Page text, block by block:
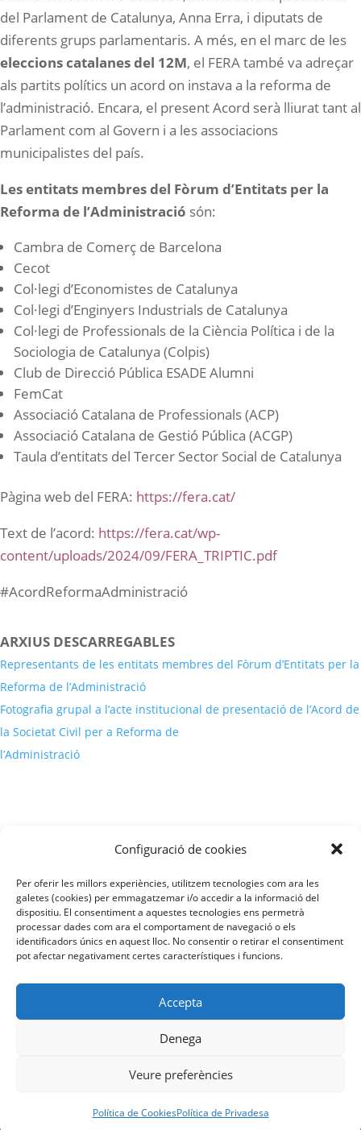
Configuració de cookies
Per oferir les millors experiències, utilitzem tecnologies com ara les
galetes (cookies) per emmagatzemar i/o accedir a la informació del
dispositiu. El consentiment a aquestes tecnologies ens permetrà
processar dades com ara el comportament de navegació o els
identificadors únics en aquest lloc. No consentir o retirar el consentiment
pot afectar negativament certes característiques i funcions.
Accepta
Denega
Veure preferències
Política de CookiesPolítica de Privadesa
del Parlament de Catalunya, Anna Erra, i diputats de
diferents grups parlamentaris. A més, en el marc de les
eleccions catalanes del 12M, el FERA també va adreçar
als partits polítics un acord on instava a la reforma de
l’administració. Encara, el present Acord serà lliurat tant al
Parlament com al Govern i a les associacions
municipalistes del país.
Les entitats membres del Fòrum d’Entitats per la
Reforma de l’Administració són:
Cambra de Comerç de Barcelona
Cecot
Col·legi d’Economistes de Catalunya
Col·legi d’Enginyers Industrials de Catalunya
Col·legi de Professionals de la Ciència Política i de la
Sociologia de Catalunya (Colpis)
Club de Direcció Pública ESADE Alumni
FemCat
Associació Catalana de Professionals (ACP)
Associació Catalana de Gestió Pública (ACGP)
Taula d’entitats del Tercer Sector Social de Catalunya
Pàgina web del FERA: https://fera.cat/
Text de l’acord: https://fera.cat/wp-
content/uploads/2024/09/FERA_TRIPTIC.pdf
#AcordReformaAdministració
ARXIUS DESCARREGABLES
Representants de les entitats membres del Fòrum d’Entitats per la
Reforma de l’Administració
Fotografia grupal a l’acte institucional de presentació de l’Acord de
la Societat Civil per a Reforma de
l’Administració
Política de Cookies
Avís Legal